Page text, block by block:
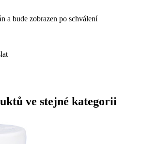
a bude zobrazen po schválení
ve stejné kategorii